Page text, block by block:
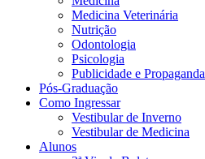
Medicina Veterinária
Nutrição
Odontologia
Psicologia
Publicidade e Propaganda
Pós-Graduação
Como Ingressar
Vestibular de Inverno
Vestibular de Medicina
Alunos